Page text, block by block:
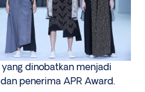
dinobatkan menjadi
penerima APR Award.